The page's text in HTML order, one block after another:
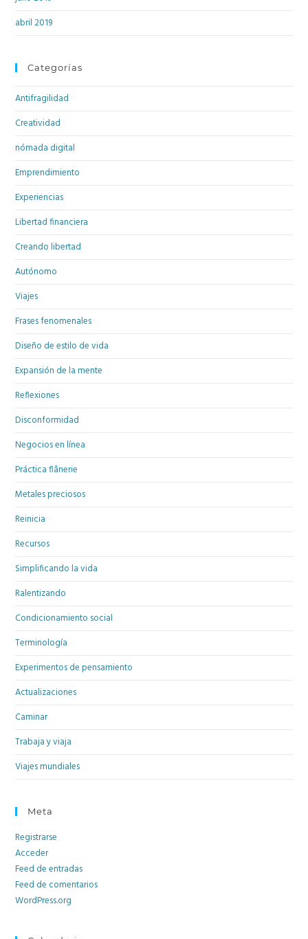
abril 2019
Categorías
Antifragilidad
Creatividad
nómada digital
Emprendimiento
Experiencias
Libertad financiera
Creando libertad
Autónomo
Viajes
Frases fenomenales
Diseño de estilo de vida
Expansión de la mente
Reflexiones
Disconformidad
Negocios en línea
Práctica flânerie
Metales preciosos
Reinicia
Recursos
Simplificando la vida
Ralentizando
Condicionamiento social
Terminología
Experimentos de pensamiento
Actualizaciones
Caminar
Trabaja y viaja
Viajes mundiales
Meta
Registrarse
Acceder
Feed de entradas
Feed de comentarios
WordPress.org